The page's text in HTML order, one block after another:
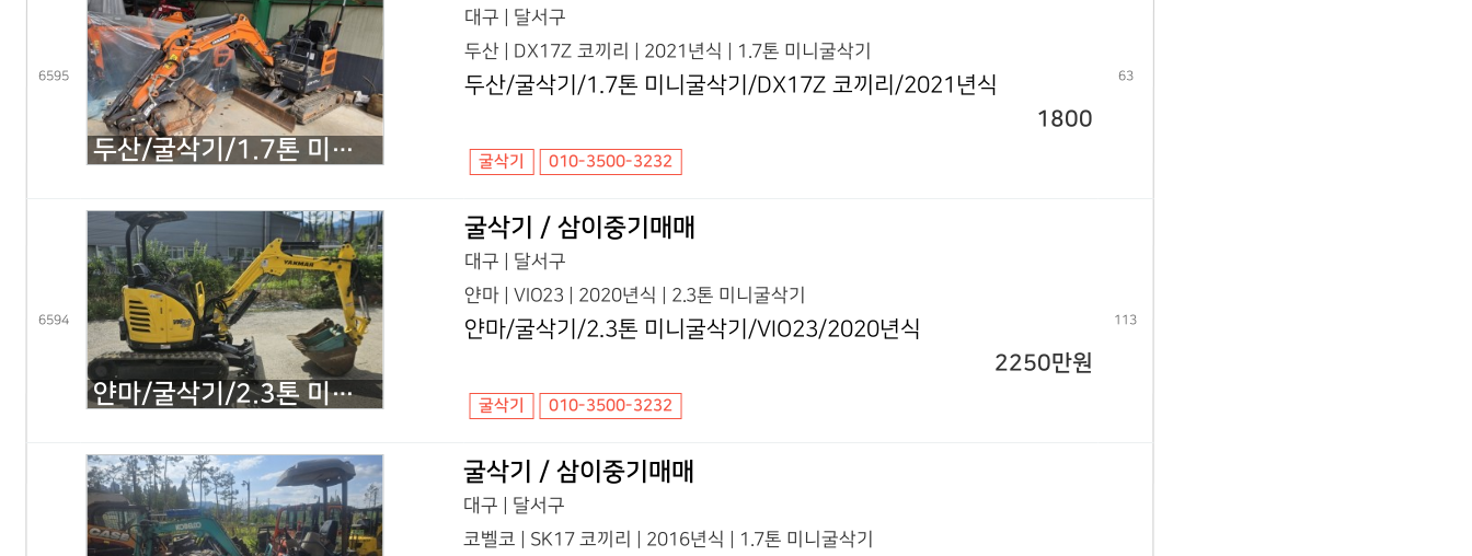
6595
두산/굴삭기/1.7톤 미니굴삭기/DX17Z 코끼리/2021년식
대구 | 달서구
두산 | DX17Z 코끼리 | 2021년식 | 1.7톤 미니굴삭기
두산/굴삭기/1.7톤 미니굴삭기/DX17Z 코끼리/2021년식
1800
굴삭기 010-3500-3232
63
6594
얀마/굴삭기/2.3톤 미니굴삭기/VIO23/2020년식
굴삭기 / 삼이중기매매
대구 | 달서구
얀마 | VIO23 | 2020년식 | 2.3톤 미니굴삭기
얀마/굴삭기/2.3톤 미니굴삭기/VIO23/2020년식
2250만원
굴삭기 010-3500-3232
113
굴삭기 / 삼이중기매매
대구 | 달서구
코벨코 | SK17 코끼리 | 2016년식 | 1.7톤 미니굴삭기